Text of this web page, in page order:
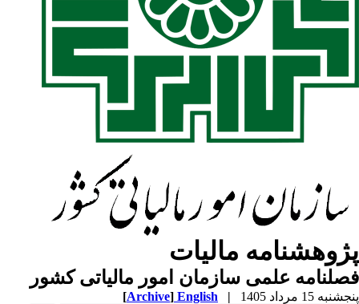
مالیات
علمی سازمان امور مالیاتی کشور
15 مرداد 1405 |
English
[Archive]